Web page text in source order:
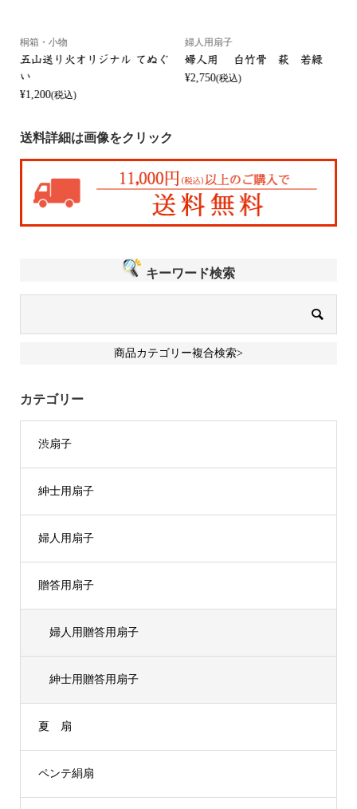
桐箱・小物
五山送り火オリジナル てぬぐ
い
¥1,200(税込)
婦人用扇子
婦人用 白竹骨 萩 若緑
¥2,750(税込)
送料詳細は画像をクリック
キーワード検索
商品カテゴリー複合検索>
カテゴリー
渋扇子
紳士用扇子
婦人用扇子
贈答用扇子
婦人用贈答用扇子
紳士用贈答用扇子
夏 扇
ペンテ絹扇